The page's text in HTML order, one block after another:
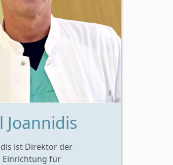
Joannidis
ist Direktor der
Einrichtung für